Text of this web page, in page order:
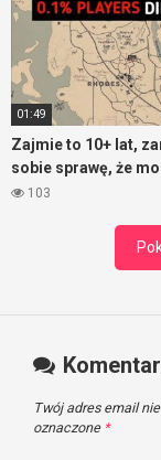
01:49
Zajmie to 10+ lat,
sobie sprawę, że
zrobić – RDR2
103
Twój adres email
oznaczone *